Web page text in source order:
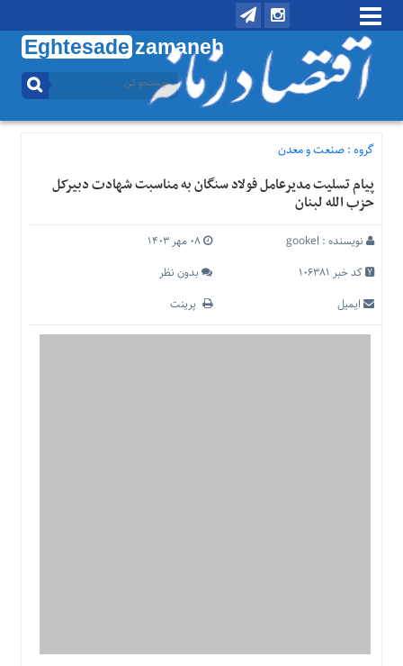
Eghtesade zamaneh
منوی
تماس
درباره
منوی
خانه
اقتصادی
اجتماعی
معدن
گروه :صنعت و معدن
پیام تسلیت مدیرعامل فولاد سنگان به مناسبت شهادت دبیرکل
حزب الله لبنان
نویسنده : gookel
۰۸ مهر ۱۴۰۳
کد خبر 106381
بدون نظر
ایمیل
پرینت